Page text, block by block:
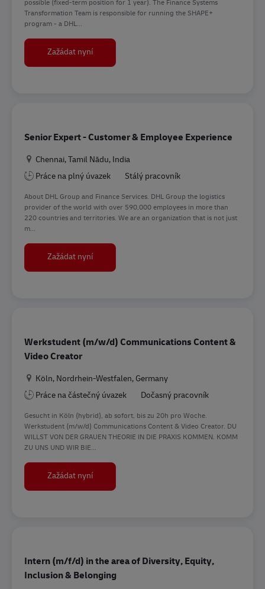
Transformation Team is responsible for running the SHAPE+
program - a DHL...
Zažádat nyníChange Manager (w/m/d)
Senior Expert - Customer & Employee Experience
Location
Chennai, Tamil Nādu, India
Práce na plný úvazek
Stálý pracovník
About DHL Group and Finance Services. DHL Group the logistics
provider of the world with over 590,000 employees in more than
220 countries and territories. We are an organization that is not just
m...
Zažádat nyníSenior Expert - Customer & Employee
Werkstudent (m/w/d) Communications Content &
Video Creator
Location
Köln, Nordrhein-Westfalen, Germany
Práce na částečný úvazek
Dočasný pracovník
Gesucht in Köln (hybrid), ab sofort, bis zu 20h pro Woche.
Werkstudent (m/w/d) Communications Content & Video Creator. DU
WILLST VON DER GRAUEN THEORIE IN DIE PRAXIS KOMMEN. KOMM
ZU UNS UND WIR BIE...
Zažádat nyníWerkstudent (m/w/d) Communications Content
Intern (m/f/d) in the area of Diversity, Equity,
Inclusion & Belonging